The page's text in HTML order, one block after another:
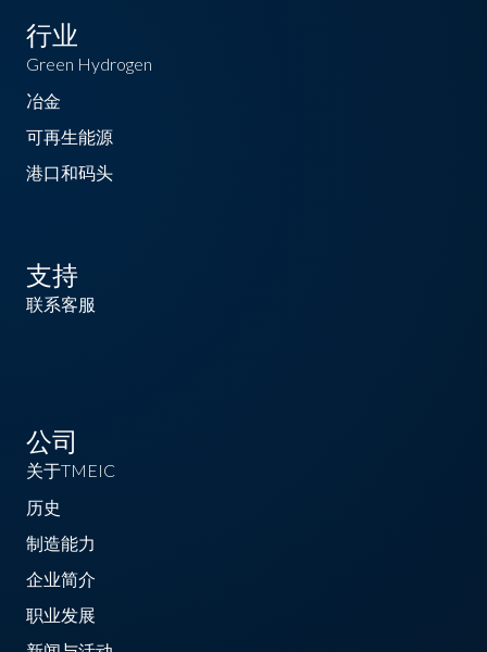
行业
Green Hydrogen
冶金
可再生能源
港口和码头
支持
联系客服
公司
关于TMEIC
历史
制造能力
企业简介
职业发展